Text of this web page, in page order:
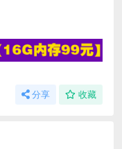
分享 收藏